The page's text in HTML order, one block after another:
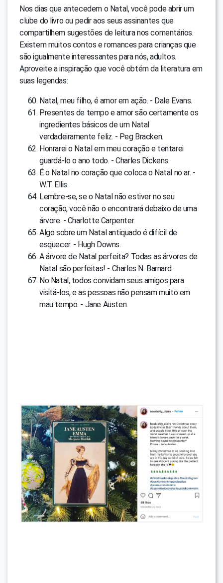
Nos dias que antecedem o Natal, você pode abrir um
clube do livro ou pedir aos seus assinantes que
compartilhem sugestões de leitura nos comentários.
Existem muitos contos e romances para crianças que
são igualmente interessantes para nós, adultos.
Aproveite a inspiração que você obtém da literatura em
suas legendas:
Natal, meu filho, é amor em ação. - Dale Evans.
Presentes de tempo e amor são certamente os
ingredientes básicos de um Natal
verdadeiramente feliz. - Peg Bracken.
Honrarei o Natal em meu coração e tentarei
guardá-lo o ano todo. - Charles Dickens.
É o Natal no coração que coloca o Natal no ar. -
W.T. Ellis.
Lembre-se, se o Natal não estiver no seu
coração, você não o encontrará debaixo de uma
árvore. - Charlotte Carpenter.
Algo sobre um Natal antiquado é difícil de
esquecer. - Hugh Downs.
A árvore de Natal perfeita? Todas as árvores de
Natal são perfeitas! - Charles N. Barnard.
No Natal, todos convidam seus amigos para
visitá-los, e as pessoas não pensam muito em
mau tempo. - Jane Austen.